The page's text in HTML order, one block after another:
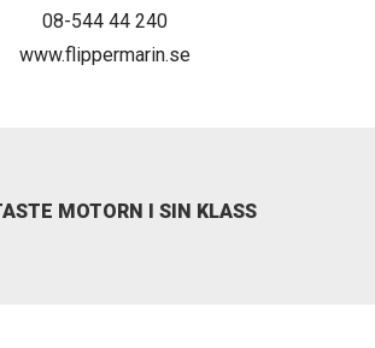
08-544 44 240
www.flippermarin.se
MOTORN I SIN KLASS